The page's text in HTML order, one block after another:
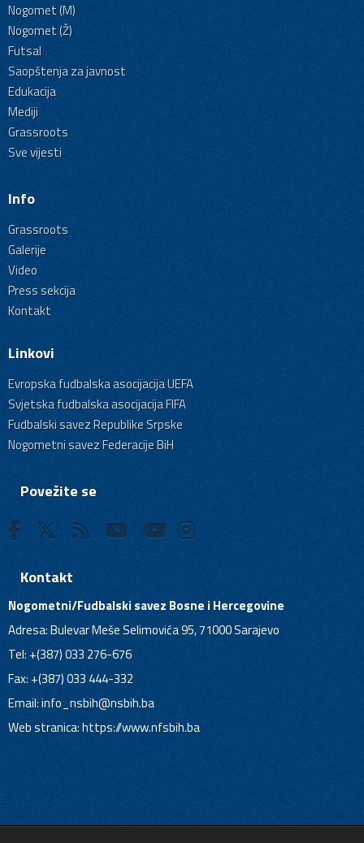
Nogomet (M)
Nogomet (Ž)
Futsal
Saopštenja za javnost
Edukacija
Mediji
Grassroots
Sve vijesti
Info
Grassroots
Galerije
Video
Press sekcija
Kontakt
Linkovi
Evropska fudbalska asocijacija UEFA
Svjetska fudbalska asocijacija FIFA
Fudbalski savez Republike Srpske
Nogometni savez Federacije BiH
Povežite se
Kontakt
Nogometni/Fudbalski savez Bosne i Hercegovine
Adresa: Bulevar Meše Selimovića 95, 71000 Sarajevo
Tel: +(387) 033 276-676
Fax: +(387) 033 444-332
Email:info_nsbih@nsbih.ba
Web stranica: https://www.nfsbih.ba